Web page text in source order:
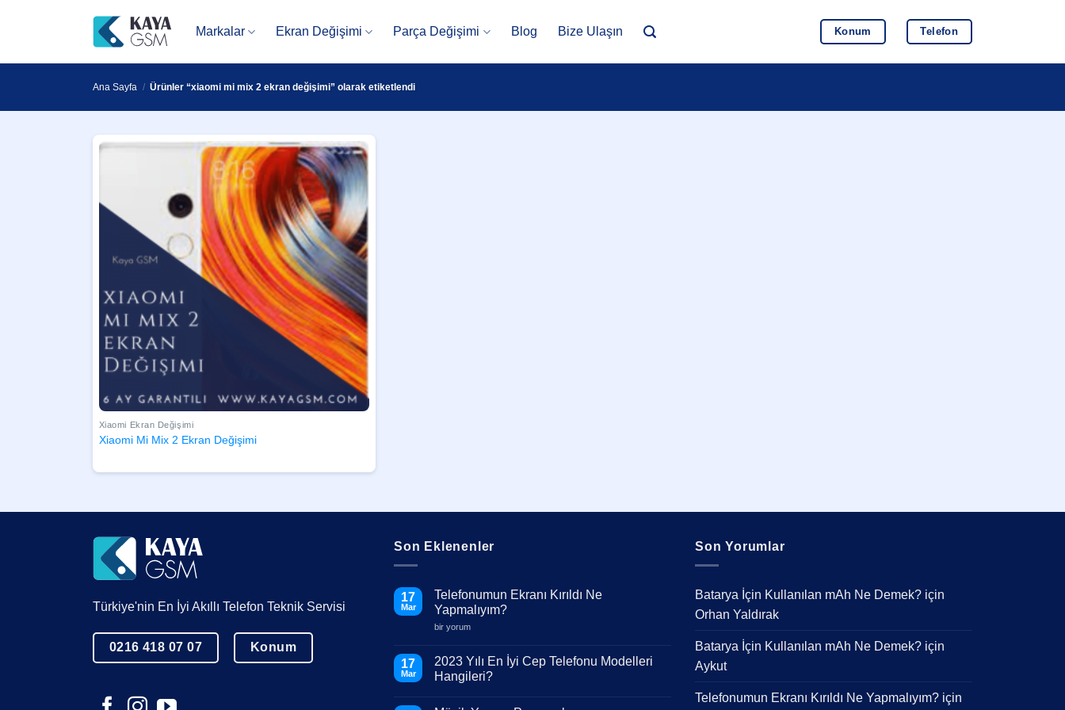
Markalar Ekran Değişimi Parça Değişimi Blog Bize Ulaşın Konum Telefon
Ana Sayfa / Ürünler “xiaomi mi mix 2 ekran değişimi” olarak etiketlendi
Xiaomi Ekran Değişimi
Xiaomi Mi Mix 2 Ekran Değişimi
Türkiye'nin En İyi Akıllı Telefon Teknik Servisi
0216 418 07 07 Konum
Son Eklenenler
17
Mar
Telefonumun Ekranı Kırıldı Ne
Yapmalıyım?
Telefonumun
Ne
Yapmalıyım?
için
bir yorum
17
Mar
2023 Yılı En İyi Cep Telefonu Modelleri
Hangileri?
Son Yorumlar
Batarya İçin Kullanılan mAh Ne Demek? için
Orhan Yaldırak
Batarya İçin Kullanılan mAh Ne Demek? için
Aykut
Telefonumun Ekranı Kırıldı Ne Yapmalıyım? için